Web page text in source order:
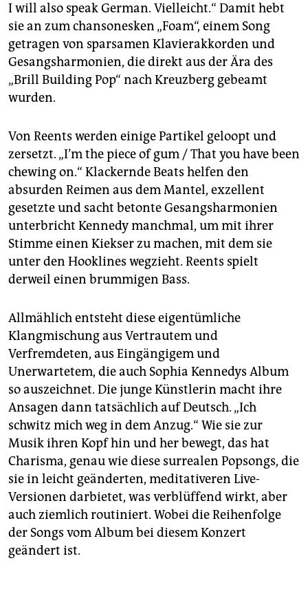
I will also speak German. Vielleicht.“ Damit hebt
sie an zum chansonesken „Foam“, einem Song
getragen von sparsamen Klavierakkorden und
Gesangsharmonien, die direkt aus der Ära des
„Brill Building Pop“ nach Kreuzberg gebeamt
wurden.
Von Reents werden einige Partikel geloopt und
zersetzt. „I’m the piece of gum / That you have been
chewing on.“ Klackernde Beats helfen den
absurden Reimen aus dem Mantel, exzellent
gesetzte und sacht betonte Gesangsharmonien
unterbricht Kennedy manchmal, um mit ihrer
Stimme einen Kiekser zu machen, mit dem sie
unter den Hooklines wegzieht. Reents spielt
derweil einen brummigen Bass.
Allmählich entsteht diese eigentümliche
Klangmischung aus Vertrautem und
Verfremdeten, aus Eingängigem und
Unerwartetem, die auch Sophia Kennedys Album
so auszeichnet. Die junge Künstlerin macht ihre
Ansagen dann tatsächlich auf Deutsch. „Ich
schwitz mich weg in dem Anzug.“ Wie sie zur
Musik ihren Kopf hin und her bewegt, das hat
Charisma, genau wie diese surrealen Popsongs, die
sie in leicht geänderten, meditativeren Live-
Versionen darbietet, was verblüffend wirkt, aber
auch ziemlich routiniert. Wobei die Reihenfolge
der Songs vom Album bei diesem Konzert
geändert ist.